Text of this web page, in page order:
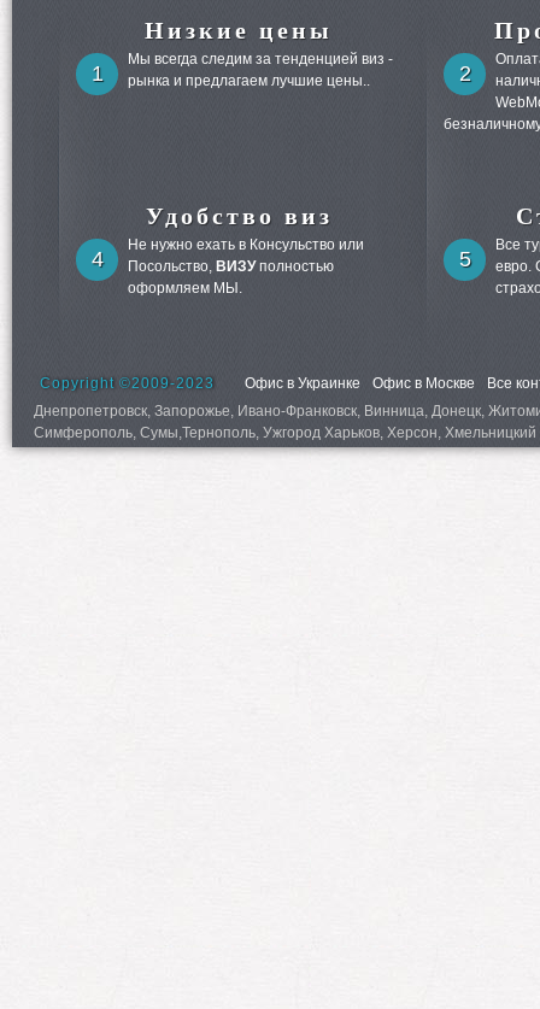
Низкие цены
1
Мы всегда следим за тенденцией виз -
рынка и предлагаем лучшие цены..
2
Удобство виз
4
Не нужно ехать в Консульство или
Посольство, ВИЗУполностью
оформляем МЫ.
5
Все
евро.
Copyright ©2009-2023 Офис в Украинке Офис в Москве
Все
Днепропетровск, Запорожье, Ивано-Франковск, Винница, Донецк,
Симферополь, Сумы,Тернополь, Ужгород Харьков, Херсон,